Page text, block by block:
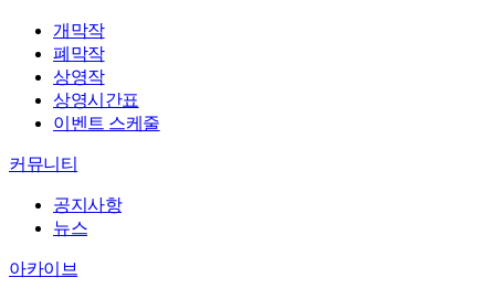
개막작
폐막작
상영작
상영시간표
이벤트 스케줄
커뮤니티
공지사항
뉴스
아카이브